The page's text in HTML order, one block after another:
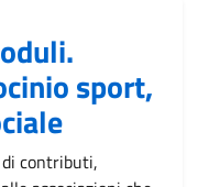
sport,
di contributi,